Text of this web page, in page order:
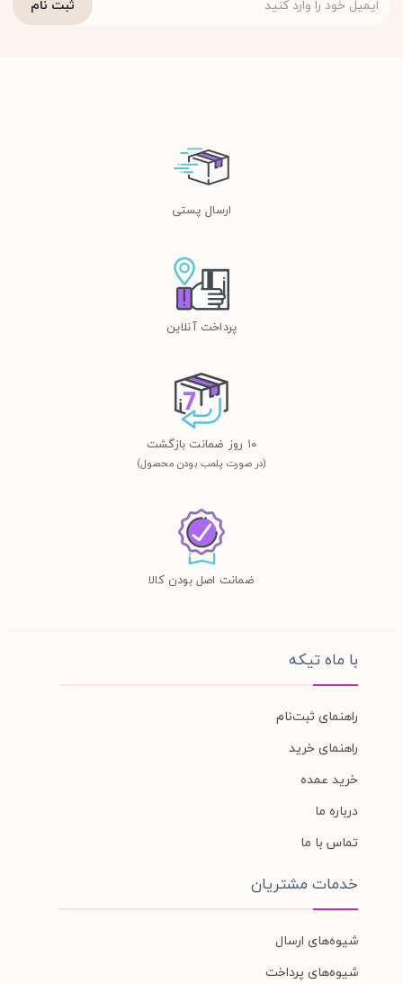
ارسال پستی
پرداخت آنلاین
١٠ روز ضمانت بازگشت
(در صورت پلمب بودن محصول)
ضمانت اصل بودن کالا
با ماه تیکه
راهنمای ثبت‌نام
راهنمای خرید
خرید عمده
درباره ما
تماس با ما
خدمات مشتریان
شیوه‌های ارسال
شیوه‌های پرداخت